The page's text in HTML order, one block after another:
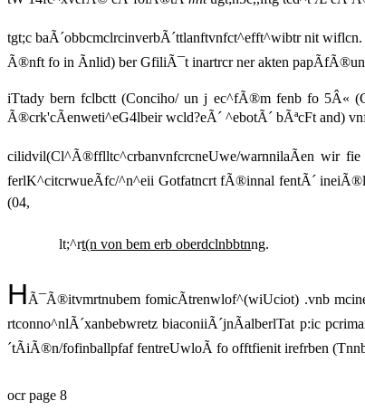
tgt;c baÃ´obbcmclrcinverbÃ´ttlanftvnfct^efft^wibtr nit
Ã®nft fo in Ãnlid) ber GfiliÃ¯t inartrcr ner akten
iTtady bern fclbctt (Conciho/ un j ec^fÃ®m fenb fo 5Â«
Ã®crk'cÃenweti^eG4lbeir wcld?eÃ´ ^ebotÃ´ bÃªcFt and)
cilidvil(Cl^Ã®fflltc^crbanvnfcrcneUwe/warnnilaÃen wir
ferlK^citcrwueÃfc/^n^eii Gotfatncrt fÃ®innal fentÃ´
(04,
lt;^rt(n von bem erb oberdclnbbtnng.
HÃ¯Ã®itvmrtnubem fomicÃtrenwlof^(wiUciot) .vnb
rtconno^nlÃ´xanbebwretz biaconiiÃ´jnÃalberlTat p:ic
´tÃiÃ®n/fofinballpfaf fentreUwloÃ fo offtfienit irefrben
ocr page 8